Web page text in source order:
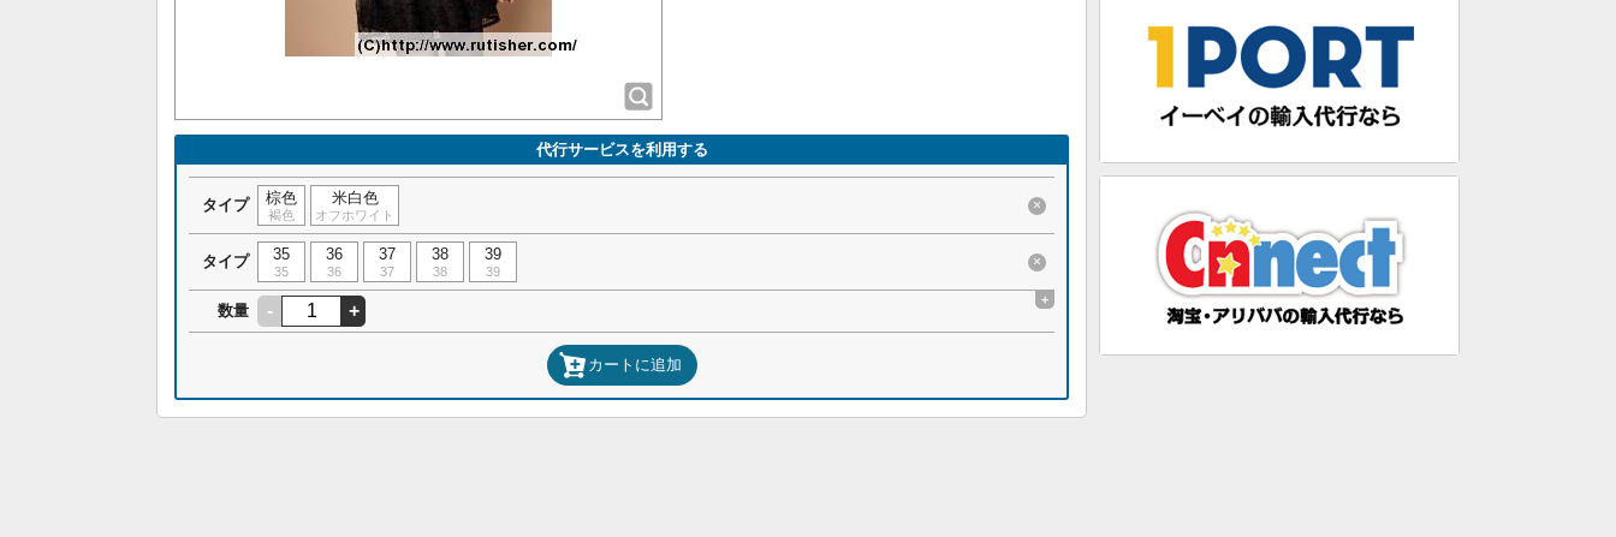
代行サービスを利用する
タイプ 棕色
褐色
米白色
オフホワイト
×
タイプ 35
35
36
36
37
37
38
38
39
39
×
数量 - +
+
カートに追加